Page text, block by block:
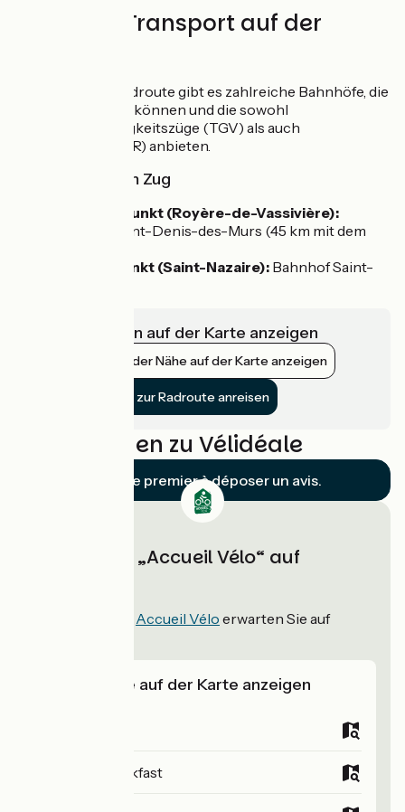
Züge und Transport auf der
Entlang dieser Radroute gibt es zahlreiche Bahnhöfe, die
Radfahrer nutzen können und die sowohl
Hochgeschwindigkeitszüge (TGV) als auch
Regionalzüge (TER) anbieten.
Anreise mit dem Zug
Zum Startpunkt (Royère-de-Vassivière):
Bahnhof Saint-Denis-des-Murs (45 km mit dem
Vom Zielpunkt (Saint-Nazaire): Bahnhof Saint-
Infrastrukturen auf der Karte anzeigen
Bahnhöfe in der Nähe auf der Karte anzeigen
Mit dem Zug zur Radroute anreisen
Bewertungen zu Vélidéale
Soyez le premier à déposer un avis.
Unterkünfte „Accueil Vélo“ auf
Accueil Vélo erwarten Sie auf
Unterkünfte auf der Karte anzeigen
Bed and breakfast